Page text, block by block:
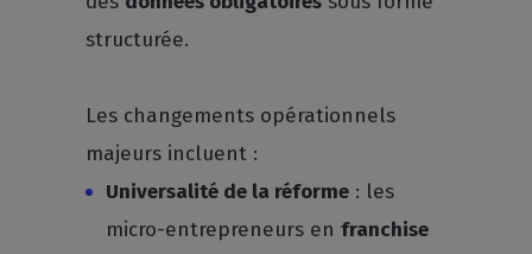
structurée.
Les changements opérationnels
majeurs incluent :
Universalité de la réforme : les
micro-entrepreneurs enfranchise